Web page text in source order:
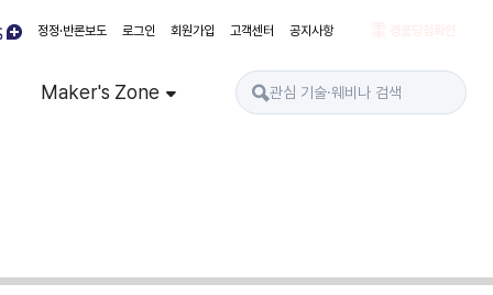
정정·반론보도 로그인 회원가입 고객센터 공지사항
Maker's Zone